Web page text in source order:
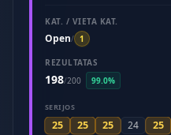
KAT. / VIETA KAT.
Open/ 1
REZULTATAS
198/200 99.0%
SERIJOS
25 25 25 24 25